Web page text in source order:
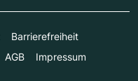
Barrierefreiheit
AGB Impressum